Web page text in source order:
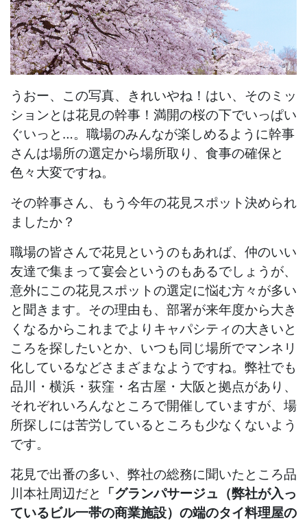
うおー、この写真、きれいやね！はい、そのミッ
ションとは花見の幹事！満開の桜の下でいっぱい
ぐいっと…。職場のみんなが楽しめるように幹事
さんは場所の選定から場所取り、食事の確保と
色々大変ですね。
その幹事さん、もう今年の花見スポット決められ
ましたか？
職場の皆さんで花見というのもあれば、仲のいい
友達で集まって宴会というのもあるでしょうが、
意外にこの花見スポットの選定に悩む方々が多い
と聞きます。その理由も、部署が来年度から大き
くなるからこれまでよりキャパシティの大きいと
ころを探したいとか、いつも同じ場所でマンネリ
化しているなどさまざまなようですね。弊社でも
品川・横浜・荻窪・名古屋・大阪と拠点があり、
それぞれいろんなところで開催していますが、場
所探しには苦労しているところも少なくないよう
です。
花見で出番の多い、弊社の総務に聞いたところ品
川本社周辺だと
「グランパサージュ（弊社が入っ
ているビル一帯の商業施設）の端のタイ料理屋の